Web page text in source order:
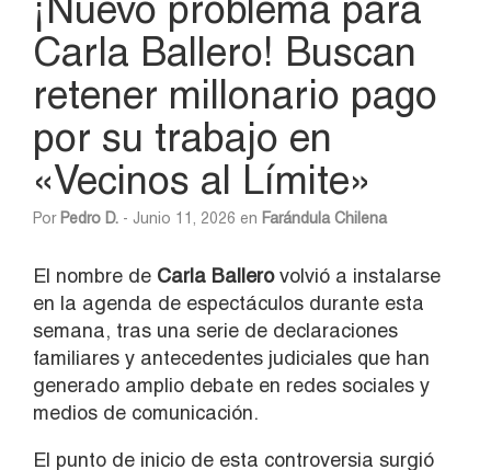
Carla Ballero! Buscan
retener millonario pago
por su trabajo en
«Vecinos al Límite»
Por Pedro D. - Junio 11, 2026 en Farándula Chilena
El nombre de Carla Ballero volvió a instalarse
en la agenda de espectáculos durante esta
semana, tras una serie de declaraciones
familiares y antecedentes judiciales que han
generado amplio debate en redes sociales y
medios de comunicación.
El punto de inicio de esta controversia surgió